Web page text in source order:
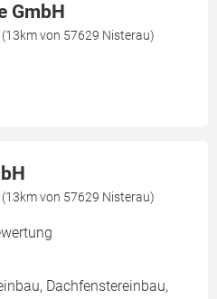
GmbH
von 57629 Nisterau)
von 57629 Nisterau)
Dachfenstereinbau,